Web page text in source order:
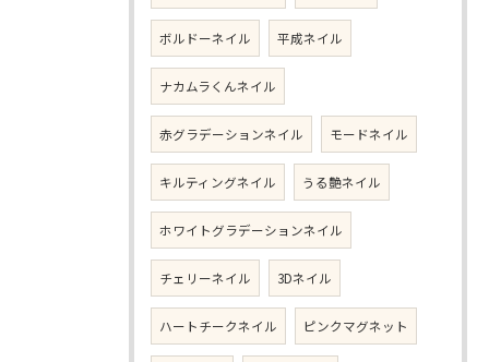
ボルドーネイル 平成ネイル
ナカムラくんネイル
赤グラデーションネイル モードネイル
キルティングネイル うる艶ネイル
ホワイトグラデーションネイル
チェリーネイル 3Dネイル
ハートチークネイル ピンクマグネット